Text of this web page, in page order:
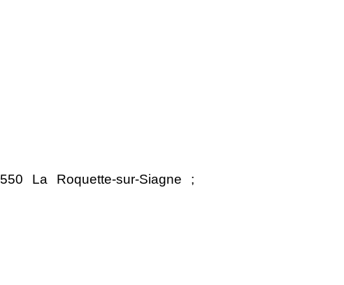
La Roquette-sur-Siagne ;